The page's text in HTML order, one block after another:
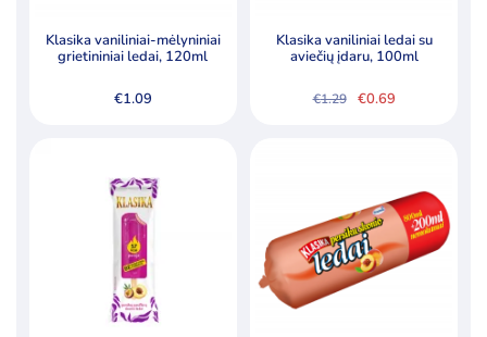
Klasika vaniliniai-mėlyniniai
grietininiai ledai, 120ml
€1.09
Klasika vaniliniai ledai su
aviečių įdaru, 100ml
€1.29
Original
€0.69
Current